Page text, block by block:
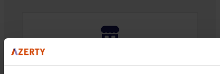
Bekijk onze veelgestelde vragen